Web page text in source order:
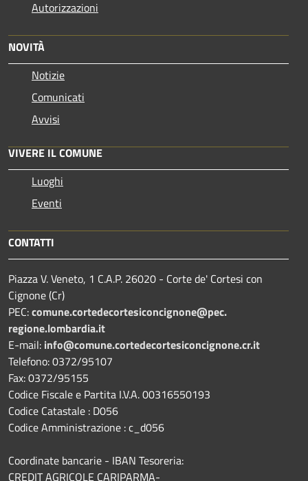
Autorizzazioni
NOVITÀ
Notizie
Comunicati
Avvisi
VIVERE IL COMUNE
Luoghi
Eventi
CONTATTI
Piazza V. Veneto, 1 C.A.P. 26020 - Corte de' Cortesi con
Cignone (Cr)
PEC:comune.cortedecortesiconcignone@pec.
regione.lombardia.it
E-mail: info@comune.cortedecortesiconcignone.cr.it
Telefono: 0372/95107
Fax: 0372/95155
Codice Fiscale e Partita I.V.A. 00316550193
Codice Catastale : D056
Codice Amministrazione : c_d056
Coordinate bancarie - IBAN Tesoreria:
CREDIT AGRICOLE CARIPARMA-